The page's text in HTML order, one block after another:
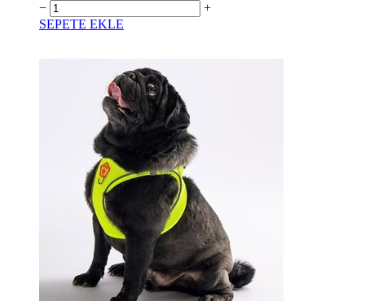
−
+
SEPETE EKLE